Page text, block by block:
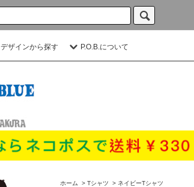
デザインから探す P.O.B.について
ホーム > Tシャツ > ネイビーTシャツ